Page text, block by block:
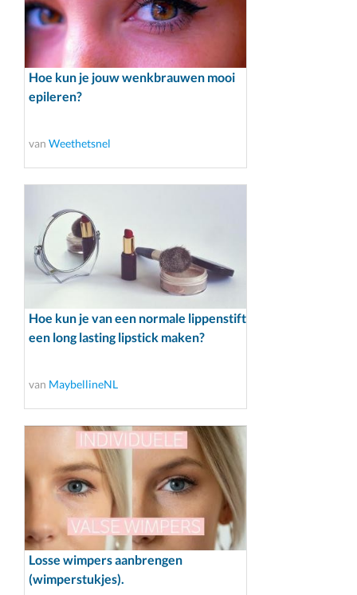
Hoe kun je jouw wenkbrauwen mooi
epileren?
van Weethetsnel
Hoe kun je van een normale lippenstift
een long lasting lipstick maken?
van MaybellineNL
Losse wimpers aanbrengen
(wimperstukjes).